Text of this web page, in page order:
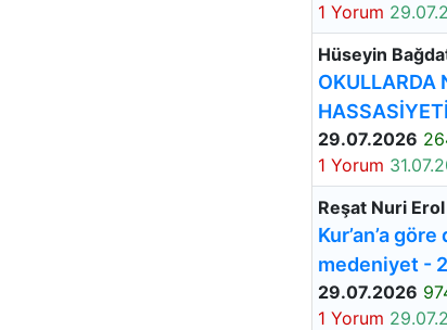
1 Yorum
Hüseyin
OKULLARDA
29.07.2026
1 Yorum
Reşat Nuri Erol
Kur’an’a
medeniyet -
29.07.2026
1 Yorum